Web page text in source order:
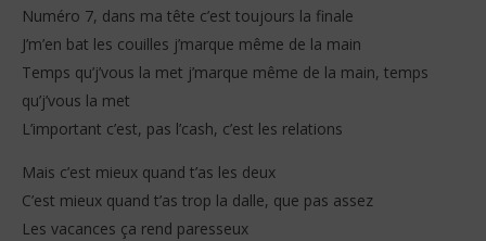
Numéro 7, dans ma tête c’est toujours la finale
J’m’en bat les couilles j’marque même de la main
Temps qu’j’vous la met j’marque même de la main, temps
qu’j’vous la met
L’important c’est, pas l’cash, c’est les relations
Mais c’est mieux quand t’as les deux
C’est mieux quand t’as trop la dalle, que pas assez
Les vacances ça rend paresseux